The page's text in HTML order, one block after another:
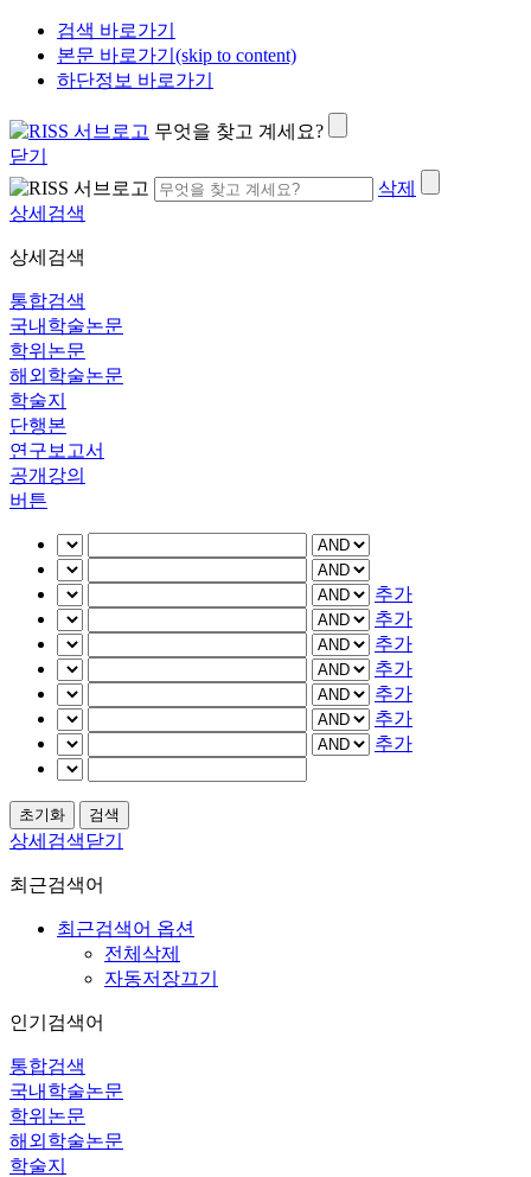
검색 바로가기
본문 바로가기(skip to content)
하단정보 바로가기
무엇을 찾고 계세요?
닫기
삭제
상세검색
상세검색
통합검색
국내학술논문
학위논문
해외학술논문
학술지
단행본
연구보고서
공개강의
버튼
추가
추가
추가
추가
추가
추가
추가
상세검색닫기
최근검색어
최근검색어 옵션
전체삭제
자동저장끄기
인기검색어
통합검색
국내학술논문
학위논문
해외학술논문
학술지